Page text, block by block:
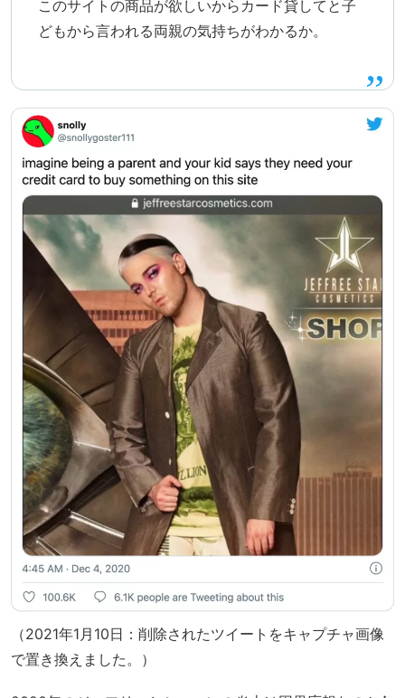
このサイトの商品が欲しいからカード貸してと子
どもから言われる両親の気持ちがわかるか。
（2021年1月10日：削除されたツイートをキャプチャ画像
で置き換えました。）